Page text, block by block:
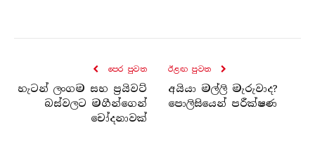
පෙර පුව​ත
හැටන් ලංගම සහ ප්‍රයිවට්
බස්වලට මගීන්ගෙන්
චෝදනාවක්
ඊළඟ පුව​ත
අයියා මල්ලි මැරුවාද?
පොලිසියෙන් පරීක්ෂණ